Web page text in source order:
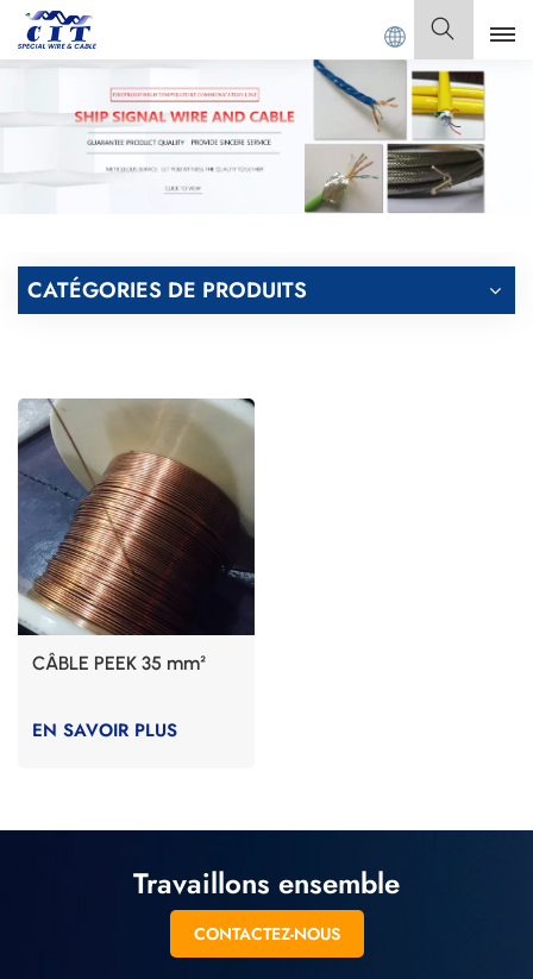
CABLE Co., Ltd. Français
English
Français
Italiano
CATÉGORIES DE PRODUITS
CÂBLE PEEK 35 mm²
EN SAVOIR PLUS
Travaillons ensemble
CONTACTEZ-NOUS